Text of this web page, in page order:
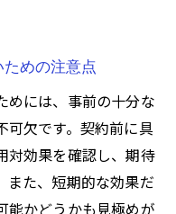
めの注意点
めには、事前の十分な
可欠です。契約前に具
対効果を確認し、期待
また、短期的な効果だ
能かどうかも見極めが